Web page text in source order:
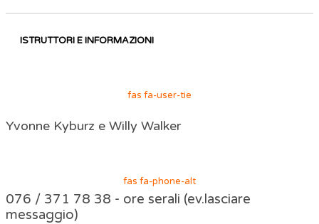
ISTRUTTORI E INFORMAZIONI
fas fa-user-tie
Yvonne Kyburz e Willy Walker
fas fa-phone-alt
076 / 371 78 38 - ore serali (ev.lasciare
messaggio)